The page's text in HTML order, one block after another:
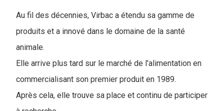
Au fil des décennies, Virbac a étendu sa gamme de
produits et a innové dans le domaine de la santé
animale.
Elle arrive plus tard sur le marché de l'alimentation en
commercialisant son premier produit en 1989.
Après cela, elle trouve sa place et continu de participer